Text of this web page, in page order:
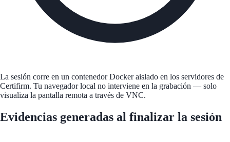
La sesión corre en un contenedor Docker aislado en los servidores de
Certifirm. Tu navegador local no interviene en la grabación — solo
visualiza la pantalla remota a través de VNC.
Evidencias generadas al finalizar la sesión